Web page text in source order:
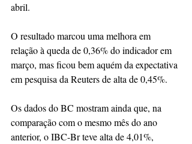
abril.
O resultado marcou uma melhora em
relação à queda de 0,36% do indicador em
março, mas ficou bem aquém da expectativa
em pesquisa da Reuters de alta de 0,45%.
Os dados do BC mostram ainda que, na
comparação com o mesmo mês do ano
anterior, o IBC-Br teve alta de 4,01%,